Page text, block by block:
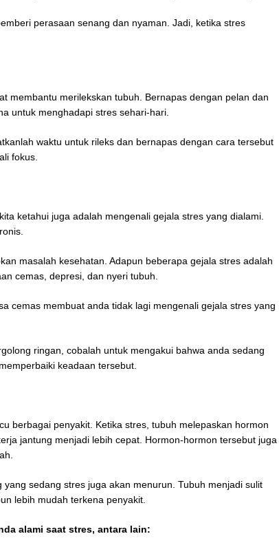
perasaan senang dan nyaman. Jadi, ketika stres
membantu merilekskan tubuh. Bernapas dengan pelan dan
untuk menghadapi stres sehari-hari.
waktu untuk rileks dan bernapas dengan cara tersebut
fokus.
ketahui juga adalah mengenali gejala stres yang dialami.
masalah kesehatan. Adapun beberapa gejala stres adalah
cemas, depresi, dan nyeri tubuh.
cemas membuat anda tidak lagi mengenali gejala stres yang
ringan, cobalah untuk mengakui bahwa anda sedang
keadaan tersebut.
berbagai penyakit. Ketika stres, tubuh melepaskan hormon
jantung menjadi lebih cepat. Hormon-hormon tersebut juga
sedang stres juga akan menurun. Tubuh menjadi sulit
lebih mudah terkena penyakit.
alami saat stres, antara lain: